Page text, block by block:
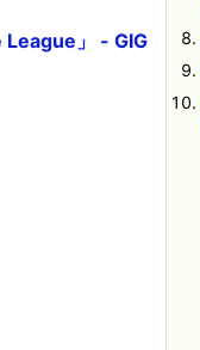
League」 - GIG